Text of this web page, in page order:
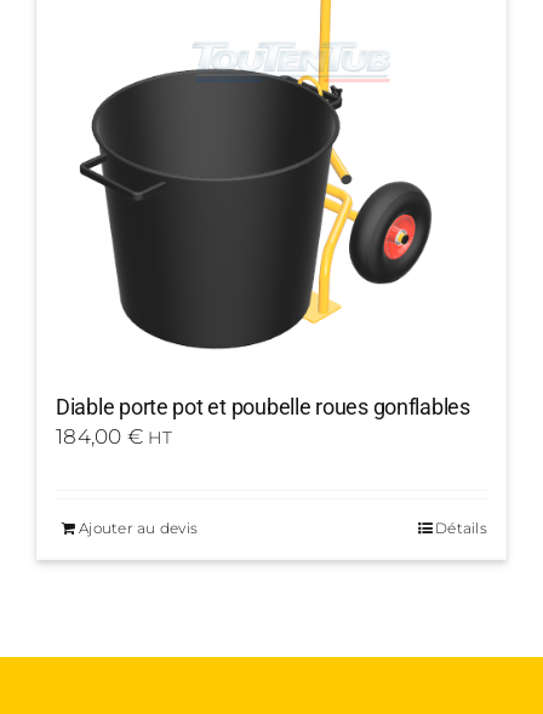
Diable porte pot et poubelle roues gonflables
184,00 € HT
Ajouter au devis Détails